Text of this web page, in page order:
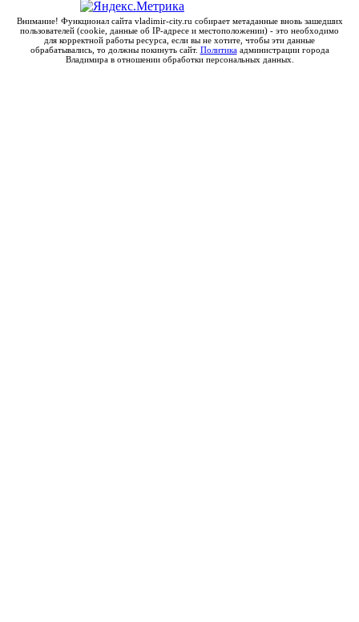
Внимание! Функционал сайта vladimir-city.ru собирает метаданные вновь зашедших
пользователей (cookie, данные об IP-адресе и местоположении) - это необходимо
для корректной работы ресурса, если вы не хотите, чтобы эти данные
обрабатывались, то должны покинуть сайт. Политикаадминистрации города
Владимира в отношении обработки персональных данных.